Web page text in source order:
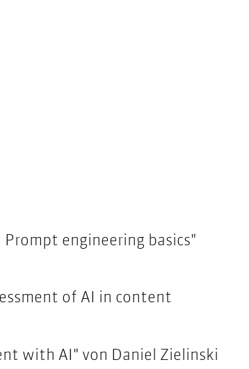
engineering basics"
of AI in content
with AI" von Daniel Zielinski